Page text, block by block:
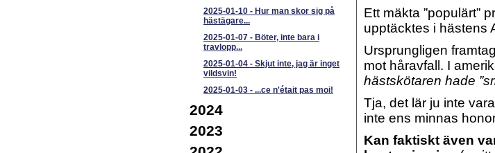
2025-01-10 - Hur man skor sig på
hästägare...
2025-01-07 - Böter, inte bara i
travlopp...
2025-01-04 - Skjut inte, jag är inget
vildsvin!
2025-01-03 - ...ce n'était pas moi!
2024
2023
Ett mäkta ”populärt”
upptäcktes i hästens
Ursprungligen
mot håravfall. I
hästskötaren hade
Tja, det lär ju inte
inte ens minnas
Kan faktiskt även